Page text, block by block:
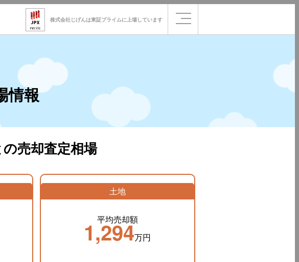
株式会社じげんは東証プライムに 上場しています
情報
売却査定相場
土地
平均売却額
1,294万円